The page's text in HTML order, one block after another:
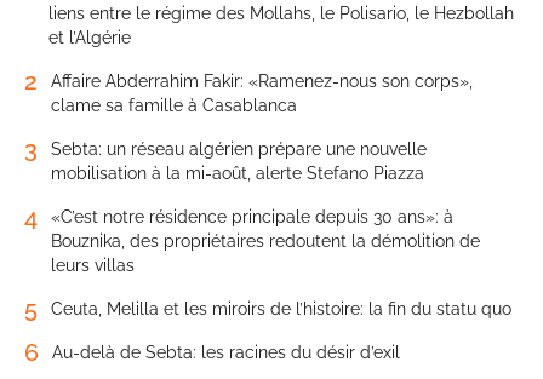
liens entre le régime des Mollahs, le Polisario, le Hezbollah
et l’Algérie
2
Affaire Abderrahim Fakir: «Ramenez-nous son corps»,
clame sa famille à Casablanca
3
Sebta: un réseau algérien prépare une nouvelle
mobilisation à la mi-août, alerte Stefano Piazza
4
«C’est notre résidence principale depuis 30 ans»: à
Bouznika, des propriétaires redoutent la démolition de
leurs villas
5 Ceuta, Melilla et les miroirs de l’histoire: la fin du statu quo
6 Au-delà de Sebta: les racines du désir d’exil